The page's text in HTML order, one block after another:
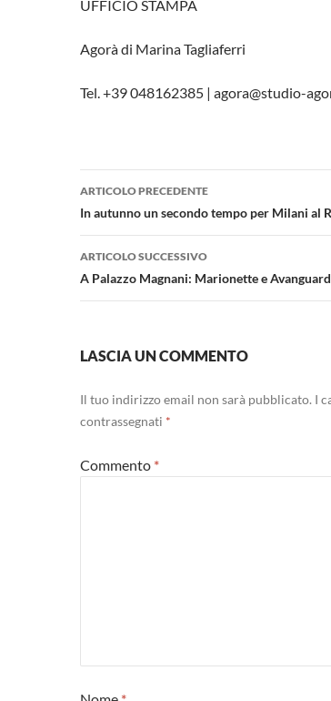
UFFICIO STAMPA
Agorà di Marina Tagliaferri
Tel. +39 048162385 | agora@studio-
Navigazione
articolo
ARTICOLO PRECEDENTE
In autunno un secondo tempo per Milani al
ARTICOLO SUCCESSIVO
A Palazzo Magnani: Marionette e
LASCIA UN COMMENTO
Il tuo indirizzo email non sarà pubblicato. I
contrassegnati *
Commento *